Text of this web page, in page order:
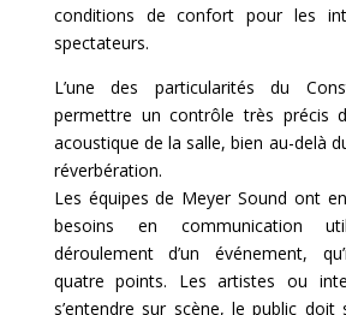
conditions de confort pour les
spectateurs.
L’une des particularités du
permettre un contrôle très précis
acoustique de la salle, bien au-delà
réverbération.
Les équipes de Meyer Sound ont
besoins en communication
déroulement d’un événement,
quatre points. Les artistes ou
s’entendre sur scène, le public doit